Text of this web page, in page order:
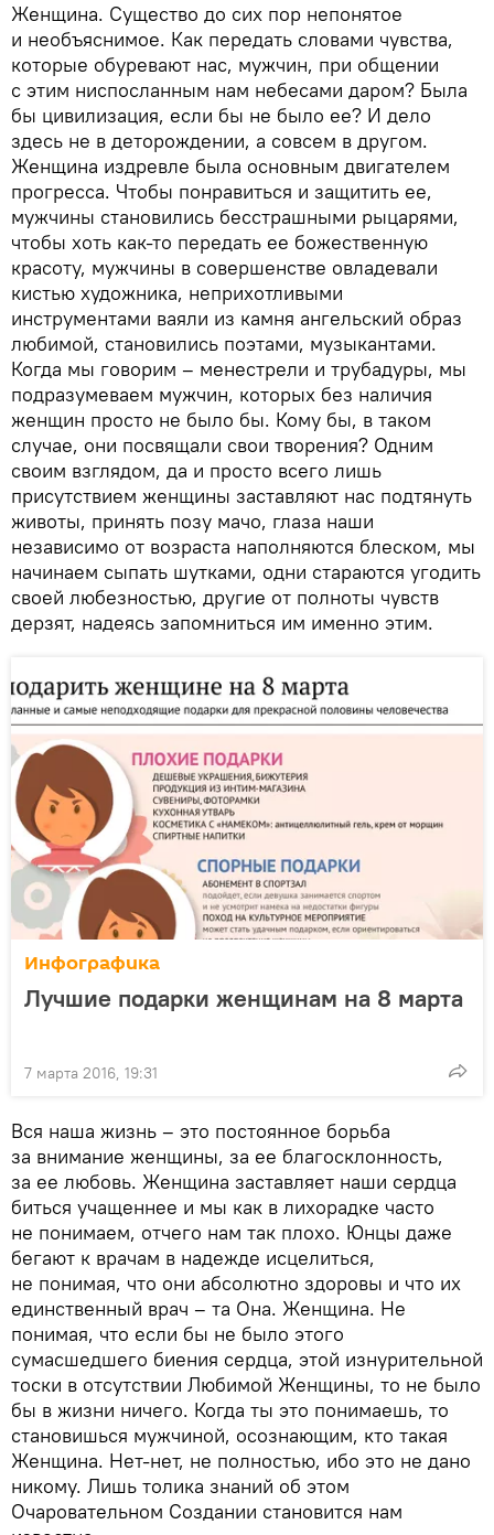
Женщина. Существо до сих пор непонятое
и необъяснимое. Как передать словами чувства,
которые обуревают нас, мужчин, при общении
с этим ниспосланным нам небесами даром? Была
бы цивилизация, если бы не было ее? И дело
здесь не в деторождении, а совсем в другом.
Женщина издревле была основным двигателем
прогресса. Чтобы понравиться и защитить ее,
мужчины становились бесстрашными рыцарями,
чтобы хоть как-то передать ее божественную
красоту, мужчины в совершенстве овладевали
кистью художника, неприхотливыми
инструментами ваяли из камня ангельский образ
любимой, становились поэтами, музыкантами.
Когда мы говорим – менестрели и трубадуры, мы
подразумеваем мужчин, которых без наличия
женщин просто не было бы. Кому бы, в таком
случае, они посвящали свои творения? Одним
своим взглядом, да и просто всего лишь
присутствием женщины заставляют нас подтянуть
животы, принять позу мачо, глаза наши
независимо от возраста наполняются блеском, мы
начинаем сыпать шутками, одни стараются угодить
своей любезностью, другие от полноты чувств
дерзят, надеясь запомниться им именно этим.
Инфографика
Лучшие подарки женщинам на 8 марта
7 марта 2016, 19:31
Вся наша жизнь – это постоянное борьба
за внимание женщины, за ее благосклонность,
за ее любовь. Женщина заставляет наши сердца
биться учащеннее и мы как в лихорадке часто
не понимаем, отчего нам так плохо. Юнцы даже
бегают к врачам в надежде исцелиться,
не понимая, что они абсолютно здоровы и что их
единственный врач – та Она. Женщина. Не
понимая, что если бы не было этого
сумасшедшего биения сердца, этой изнурительной
тоски в отсутствии Любимой Женщины, то не было
бы в жизни ничего. Когда ты это понимаешь, то
становишься мужчиной, осознающим, кто такая
Женщина. Нет-нет, не полностью, ибо это не дано
никому. Лишь толика знаний об этом
Очаровательном Создании становится нам